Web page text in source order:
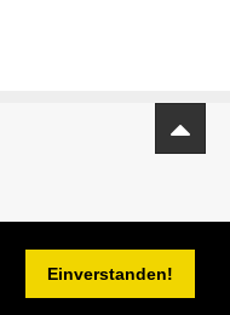
Einverstanden!